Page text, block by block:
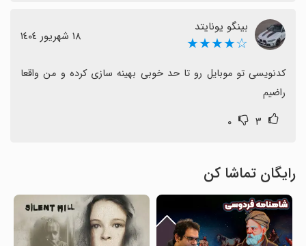
بینگو یونایتد
☆★★★★ ١٨ شهریور ١٤٠٤
راضیم
۳ ۰
رایگان تماشا کن